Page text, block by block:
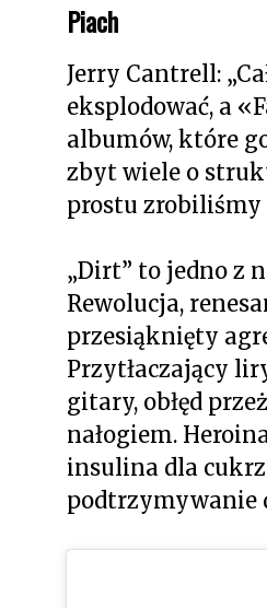
Piach
Jerry Cantrell:
eksplodować, a
albumów, które
zbyt wiele o
prostu zrobiliśmy
„Dirt” to jedno z
Rewolucja,
przesiąknięty
Przytłaczający
gitary, obłęd
nałogiem.
insulina dla
podtrzymywanie